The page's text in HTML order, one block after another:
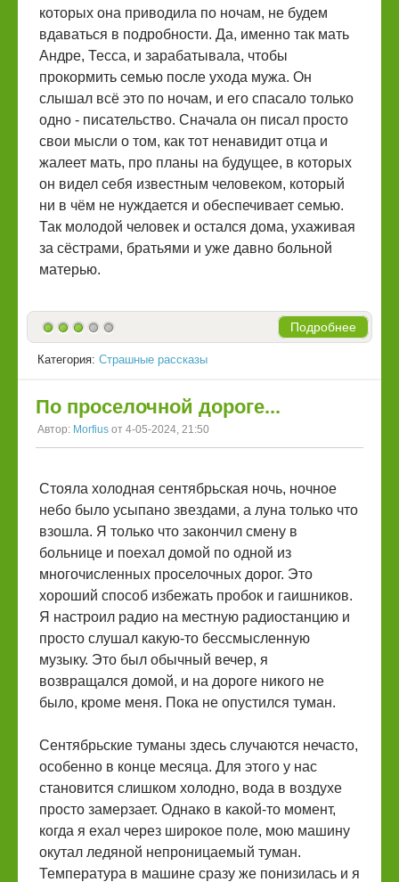
которых она приводила по ночам, не будем
вдаваться в подробности. Да, именно так мать
Андре, Тесса, и зарабатывала, чтобы
прокормить семью после ухода мужа. Он
слышал всё это по ночам, и его спасало только
одно - писательство. Сначала он писал просто
свои мысли о том, как тот ненавидит отца и
жалеет мать, про планы на будущее, в которых
он видел себя известным человеком, который
ни в чём не нуждается и обеспечивает семью.
Так молодой человек и остался дома, ухаживая
за сёстрами, братьями и уже давно больной
матерью.
Подробнее
Категория: Страшные рассказы
По проселочной дороге...
Автор: Morfius от 4-05-2024, 21:50
Стояла холодная сентябрьская ночь, ночное
небо было усыпано звездами, а луна только что
взошла. Я только что закончил смену в
больнице и поехал домой по одной из
многочисленных проселочных дорог. Это
хороший способ избежать пробок и гаишников.
Я настроил радио на местную радиостанцию и
просто слушал какую-то бессмысленную
музыку. Это был обычный вечер, я
возвращался домой, и на дороге никого не
было, кроме меня. Пока не опустился туман.
Сентябрьские туманы здесь случаются нечасто,
особенно в конце месяца. Для этого у нас
становится слишком холодно, вода в воздухе
просто замерзает. Однако в какой-то момент,
когда я ехал через широкое поле, мою машину
окутал ледяной непроницаемый туман.
Температура в машине сразу же понизилась и я